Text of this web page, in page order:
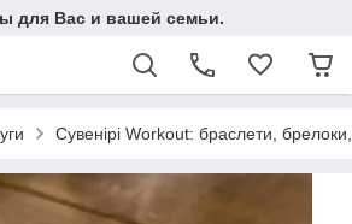
для Вас и вашей семьи.
Сувенірі Workout: браслети,